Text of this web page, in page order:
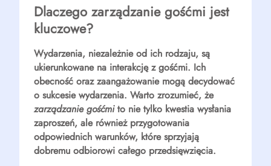
Dlaczego zarządzanie gośćmi jest
kluczowe?
Wydarzenia, niezależnie od ich rodzaju, są
ukierunkowane na interakcję zgośćmi. Ich
obecność oraz zaangażowanie mogą decydować
o sukcesie wydarzenia. Warto zrozumieć, że
zarządzanie gośćmito nie tylko kwestia wysłania
zaproszeń, ale również przygotowania
odpowiednich warunków, które sprzyjają
dobremu odbiorowi całego przedsięwzięcia.